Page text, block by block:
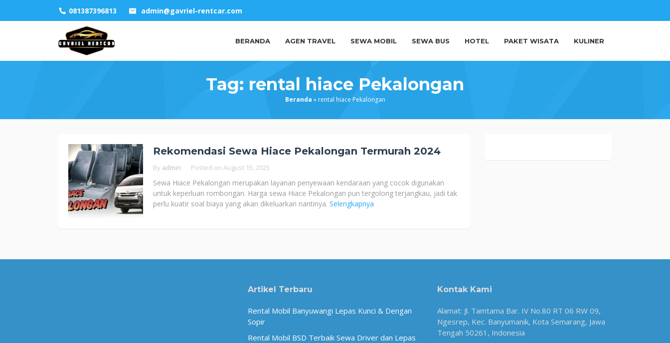
081387396813 admin@gavriel-rentcar.com
BERANDA AGEN TRAVEL SEWA MOBIL SEWA BUS HOTEL PAKET WISATA KULINER
Tag: rental hiace Pekalongan
Beranda » rental hiace Pekalongan
Rekomendasi Sewa Hiace Pekalongan Termurah 2024
By admin Posted on August 15, 2025
Sewa Hiace Pekalongan merupakan layanan penyewaan kendaraan yang cocok digunakan
untuk keperluan rombongan. Harga sewa Hiace Pekalongan pun tergolong terjangkau, jadi tak
perlu kuatir soal biaya yang akan dikeluarkan nantinya. Selengkapnya
Artikel Terbaru
Rental Mobil Banyuwangi Lepas Kunci & Dengan
Sopir
Rental Mobil BSD Terbaik Sewa Driver dan Lepas
Kontak Kami
Alamat: Jl. Tamtama Bar. IV No.80 RT 06 RW 09,
Ngesrep, Kec. Banyumanik, Kota Semarang, Jawa
Tengah 50261, Indonesia